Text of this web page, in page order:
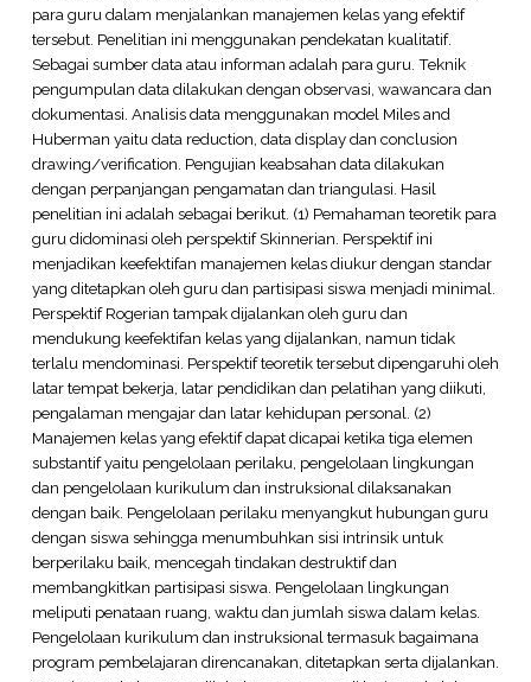
para guru dalam menjalankan manajemen kelas yang efektif
tersebut. Penelitian ini menggunakan pendekatan kualitatif.
Sebagai sumber data atau informan adalah para guru. Teknik
pengumpulan data dilakukan dengan observasi, wawancara dan
dokumentasi. Analisis data menggunakan model Miles and
Huberman yaitu data reduction, data display dan conclusion
drawing/verification. Pengujian keabsahan data dilakukan
dengan perpanjangan pengamatan dan triangulasi. Hasil
penelitian ini adalah sebagai berikut. (1) Pemahaman teoretik para
guru didominasi oleh perspektif Skinnerian. Perspektif ini
menjadikan keefektifan manajemen kelas diukur dengan standar
yang ditetapkan oleh guru dan partisipasi siswa menjadi minimal.
Perspektif Rogerian tampak dijalankan oleh guru dan
mendukung keefektifan kelas yang dijalankan, namun tidak
terlalu mendominasi. Perspektif teoretik tersebut dipengaruhi oleh
latar tempat bekerja, latar pendidikan dan pelatihan yang diikuti,
pengalaman mengajar dan latar kehidupan personal. (2)
Manajemen kelas yang efektif dapat dicapai ketika tiga elemen
substantif yaitu pengelolaan perilaku, pengelolaan lingkungan
dan pengelolaan kurikulum dan instruksional dilaksanakan
dengan baik. Pengelolaan perilaku menyangkut hubungan guru
dengan siswa sehingga menumbuhkan sisi intrinsik untuk
berperilaku baik, mencegah tindakan destruktif dan
membangkitkan partisipasi siswa. Pengelolaan lingkungan
meliputi penataan ruang, waktu dan jumlah siswa dalam kelas.
Pengelolaan kurikulum dan instruksional termasuk bagaimana
program pembelajaran direncanakan, ditetapkan serta dijalankan.